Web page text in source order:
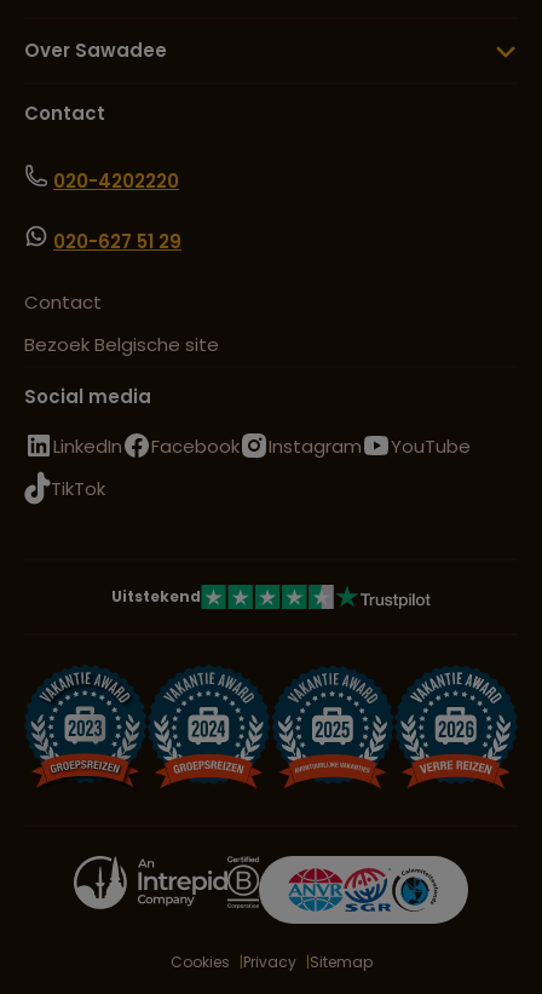
Over Sawadee
Contact
020-4202220
020-627 51 29
Contact
Bezoek Belgische site
Social media
LinkedIn
Facebook Instagram
YouTube
TikTok
Uitstekend
Cookies Privacy
Sitemap